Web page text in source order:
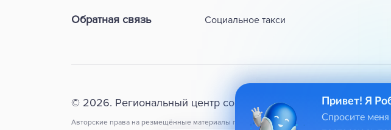
Обратная связь
Социальное такси
© 2026. Региональный центр сопровождения и комплексной
Авторские права на резмещённые материалы принадлежат АУ ТО «Региональный
Привет! Я
Спросите меня